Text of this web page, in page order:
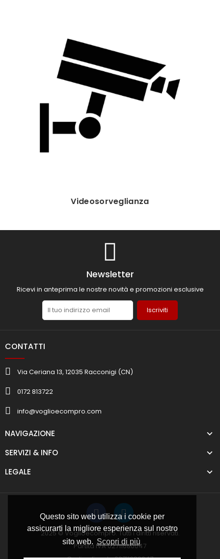
Questo sito web utilizza i cookie per
assicurarti la migliore esperienza sul nostro
sito web. Scopri di più
Videosorveglianza
Newsletter
Ricevi in anteprima le nostre novità e promozioni esclusive
Iscriviti
CONTATTI
Via Ceriana 13, 12035 Racconigi (CN)
0172 813722
info@voglioecompro.com
NAVIGAZIONE
SERVIZI & INFO
LEGALE
2025 © Voglioecompro. Tutti i diritti riservati.
Partita IVA 02711680047